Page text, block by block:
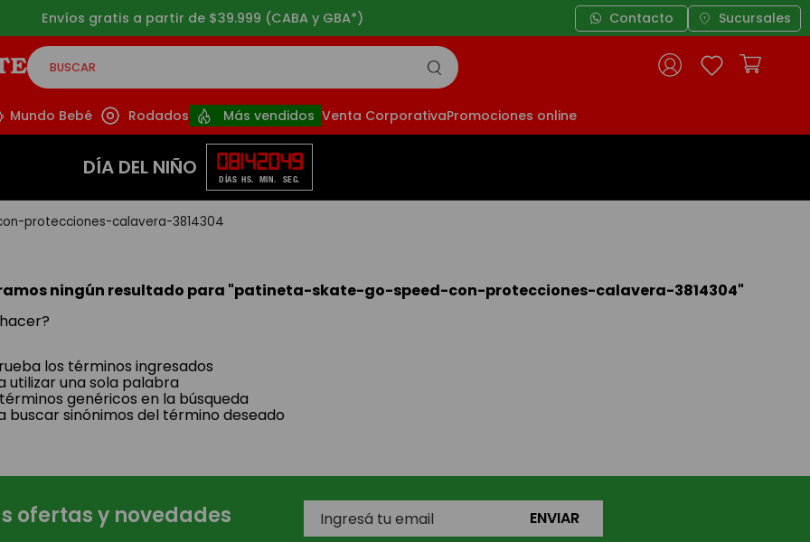
Envíos gratis a partir de $39.999 (CABA y GBA*) Contacto Sucursales
BUSCAR
Mundo Bebé Rodados Más vendidos Venta CorporativaPromociones online
DÍA DEL NIÑO 08
DÍAS
14
HS.
20
MIN.
49
SEG.
protecciones-calavera-3814304
ningún resultado para "patineta-skate-go-speed-con-protecciones-calavera-3814304"
los términos ingresados
utilizar una sola palabra
genéricos en la búsqueda
buscar sinónimos del término deseado
ofertas y novedades ENVIAR